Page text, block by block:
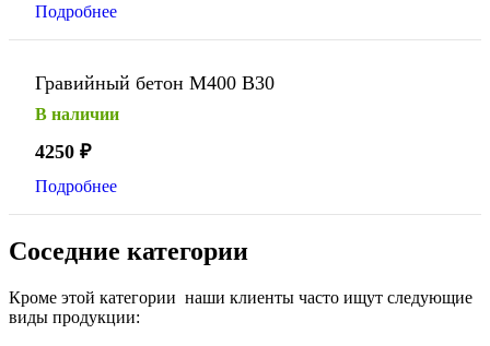
Подробнее
Гравийный бетон М400 В30
В наличии
4250 ₽
Подробнее
Соседние категории
Кроме этой категории наши клиенты часто ищут следующие
виды продукции: